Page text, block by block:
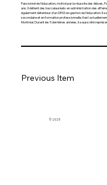
Passionné de l’éducation, motivé par la réussite des élèves,
ans. Il détient des baccalauréats en administration des
également détenteur d’un DESS en gestion de l’éducation. Il
secondaire et en formation professionnelle. Il est
Montréal. Durant les 5 dernières années, il a aussi été
Previous Item
© 2025